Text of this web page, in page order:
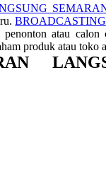
penonton atau
produk atau toko